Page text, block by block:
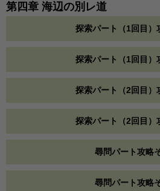
第四章 海辺の別レ道
探索パート（1回目）
探索パート（1回目）
探索パート（2回目）
探索パート（2回目）
尋問パート攻略
尋問パート攻略